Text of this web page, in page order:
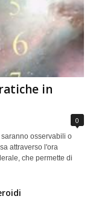
in
0
osservabili o
attraverso l'ora
che permette di